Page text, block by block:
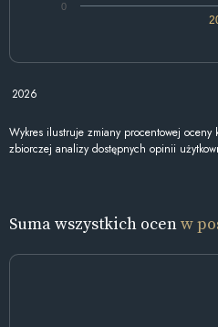
0
2026
Wykres ilustruje zmiany procentowej
zbiorczej analizy dostępnych opinii
Suma wszystkich ocenw